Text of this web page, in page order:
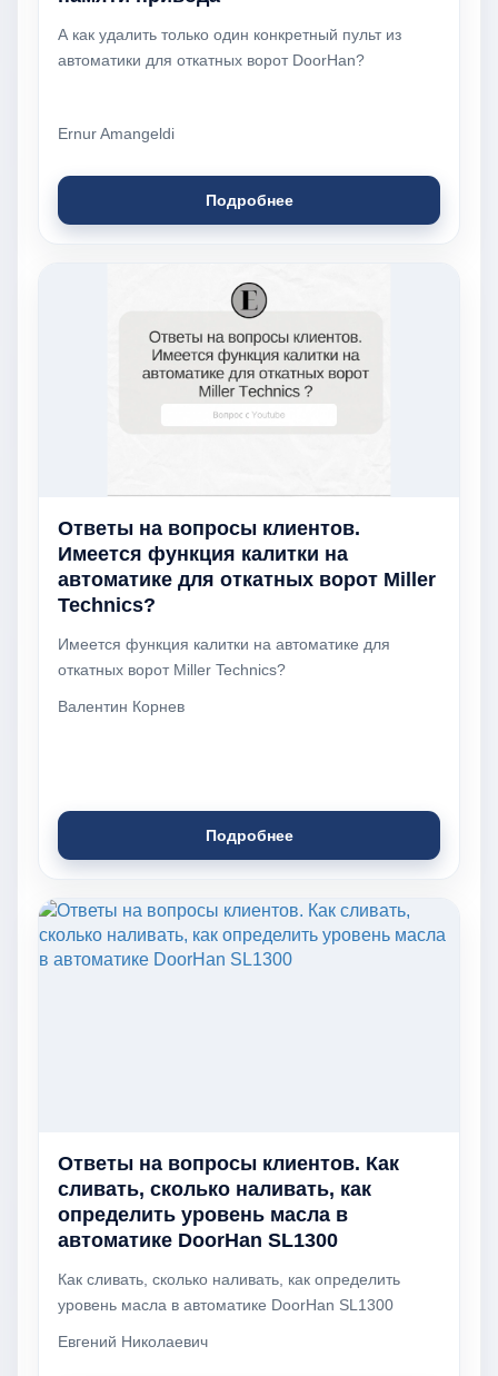
А как удалить только один конкретный пульт из
автоматики для откатных ворот DoorHan?
Ernur Amangeldi
Подробнее
Ответы на вопросы клиентов.
Имеется функция калитки на
автоматике для откатных ворот Miller
Technics?
Имеется функция калитки на автоматике для
откатных ворот Miller Technics?
Валентин Корнев
Подробнее
Ответы на вопросы клиентов. Как
сливать, сколько наливать, как
определить уровень масла в
автоматике DoorHan SL1300
Как сливать, сколько наливать, как определить
уровень масла в автоматике DoorHan SL1300
Евгений Николаевич